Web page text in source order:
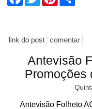
link do post comentar
Antevisão
Promoções
Antevisão Folheto